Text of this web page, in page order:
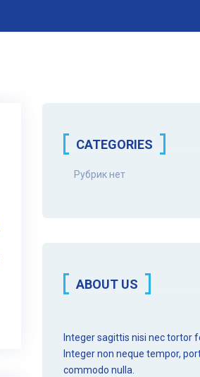
CATEGORIES
Рубрик нет
ABOUT US
Integer sagittis nisi nec tortor
Integer non neque tempor,
commodo nulla.